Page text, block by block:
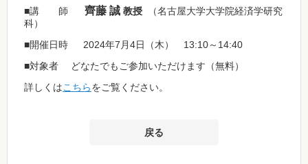
■講 師 齊藤 誠 教授
（名古屋大学大学院経済学研究
科）
■開催日時 2024年7月4日（木） 13:10～14:40
■対象者 どなたでもご参加いただけます（無料）
詳しくはこちらをご覧ください。
戻る